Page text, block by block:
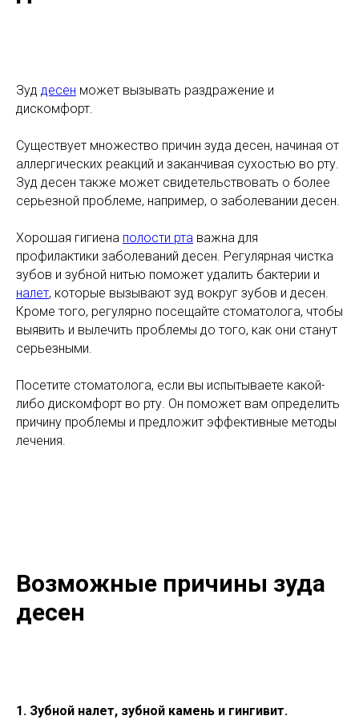
Зуд десен может вызывать раздражение и
дискомфорт.
Существует множество причин зуда десен, начиная от
аллергических реакций и заканчивая сухостью во рту.
Зуд десен также может свидетельствовать о более
серьезной проблеме, например, о заболевании десен.
Хорошая гигиена полости рта важна для
профилактики заболеваний десен. Регулярная чистка
зубов и зубной нитью поможет удалить бактерии и
налет, которые вызывают зуд вокруг зубов и десен.
Кроме того, регулярно посещайте стоматолога, чтобы
выявить и вылечить проблемы до того, как они станут
серьезными.
Посетите стоматолога, если вы испытываете какой-
либо дискомфорт во рту. Он поможет вам определить
причину проблемы и предложит эффективные методы
лечения.
Возможные причины зуда
десен
1. Зубной налет, зубной камень и гингивит.